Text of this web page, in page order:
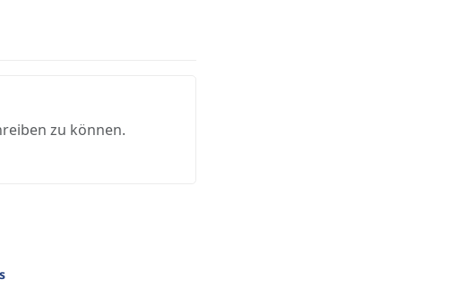
zu können.